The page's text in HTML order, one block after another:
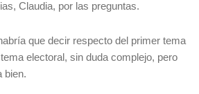
Claudia, por las preguntas.
que decir respecto del primer tema
electoral, sin duda complejo, pero
bien.